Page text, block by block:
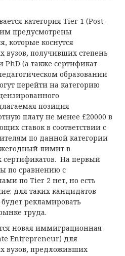
категория Tier 1 (Post-
предусмотрены
которые коснутся
вузов, получивших степень
PhD (а также сертификат
образовании
перейти на категорию
позиция
плату не менее £20000 в
ставок в соответствии с
по данной категории
лимит в
сертификатов. На первый
по сравнению с
по Tier 2 нет, но есть
для таких кандидатов
рекламировать
труда.
новая иммиграционная
Entrepreneur) для
вузов, предложивших